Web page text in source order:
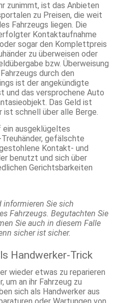
zunimmt, ist das Anbieten
zu Preisen, die weit
Fahrzeugs liegen. Die
Kontaktaufnahme
sogar den Komplettpreis
zu überweisen oder
bzw. Überweisung
durch den
ist der angekündigte
und das versprochene Auto
Das Geld ist
ist schnell über alle Berge.
ausgeklügeltes
gefälschte
Kontakt- und
benutzt und sich über
Gerichtsbarkeiten
informieren Sie sich
Fahrzeugs. Begutachten Sie
Sie auch in diesem Falle
sicher ist sicher.
Handwerker-Trick
wieder etwas zu reparieren
um an ihr Fahrzeug zu
sich als Handwerker aus